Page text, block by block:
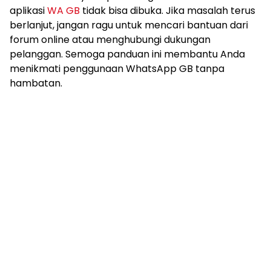
aplikasiWA GB tidak bisa dibuka. Jika masalah terus
berlanjut, jangan ragu untuk mencari bantuan dari
forum online atau menghubungi dukungan
pelanggan. Semoga panduan ini membantu Anda
menikmati penggunaan WhatsApp GB tanpa
hambatan.